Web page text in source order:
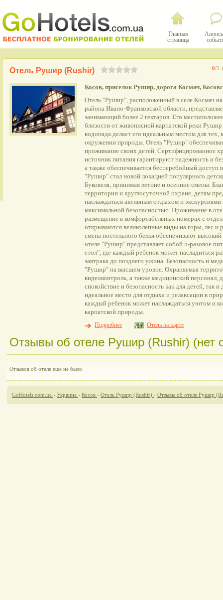
Главная
страница
0/5
Отель Рушир (Rushir)
Косов, приселок Рушир, дорога Космач,
Отель "Рушир", расположенный в селе Космач
района Ивано-Франковской области,
занимающий более 2 гектаров. Его
близости от живописной карпатской реки
водопада делает его идеальным местом для
окружении природы. Отель "Рушир"
проживание своих детей. Сертифицированное
источник питания гарантируют надежность и
а также обеспечивается бесперебойный доступ
"Рушир" стал новой локацией популярного
Буковеля, принимая летние и осенние смены.
территории и круглосуточной охране, детям
наслаждаться активным отдыхом и экскурсиями
максимальной безопасностью. Проживание в
размещение в комфортабельных номерах с
открываются великолепные виды на горы, лес и
смена постельного белья обеспечивают
отеле "Рушир" представляет собой 5-разовое
стол", где каждый ребенок может насладиться
завтрака до позднего ужина. Безопасность и
"Рушир" на высшем уровне. Охраняемая
видеоконтроль, а также медицинский
спокойствие и безопасность как для детей, так
идеальное место для отдыха и релаксации в
каждый ребенок может наслаждаться уютом и
карпатской природы.
Подробнее
Отель на карте
Отзывы об отеле Рушир (Rushir) (нет
Отзывов об отеле еще не было
GoHotels.com.ua › Украина › Косов › Отель Рушир (Rushir) › Отзывы об отеле Рушир